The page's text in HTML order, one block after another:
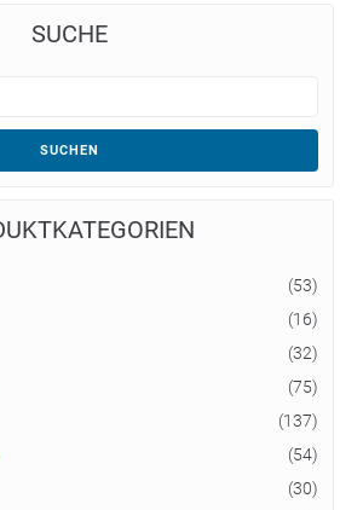
SUCHE
SUCHEN
(53)
(16)
(32)
(75)
(137)
(54)
(30)